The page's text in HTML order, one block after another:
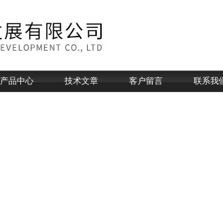
产品中心 技术文章 客户留言 联系我